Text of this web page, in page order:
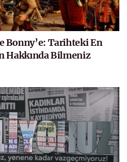
Bonny’e: Tarihteki En
Hakkında Bilmeniz